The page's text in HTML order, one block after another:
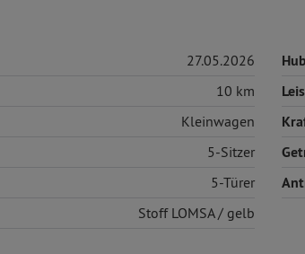
27.05.2026
10 km
Kleinwagen
5-Sitzer
5-Türer
StoffLOMSA / gelb